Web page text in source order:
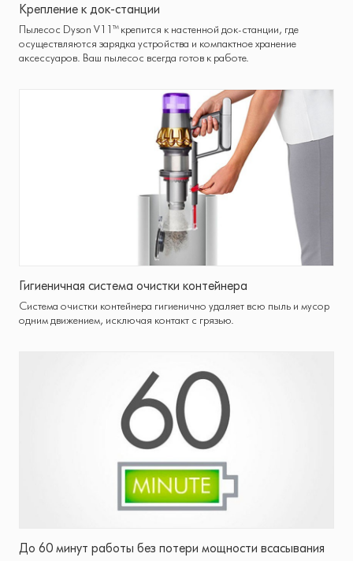
Крепление к док-станции
Пылесос Dyson V11™ крепится к настенной док-станции, где
осуществляются зарядка устройства и компактное хранение
аксессуаров. Ваш пылесос всегда готов к работе.
Гигиеничная система очистки контейнера
Система очистки контейнера гигиенично удаляет всю пыль и мусор
одним движением, исключая контакт с грязью.
До 60 минут работы без потери мощности всасывания